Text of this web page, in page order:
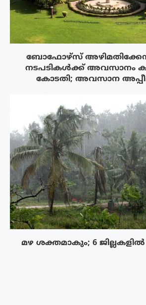
ബോഫോഴ്‌സ്
നടപടികൾക്ക് അവസാനം
കോടതി; അവസാന
മഴ ശക്തമാകും; 6